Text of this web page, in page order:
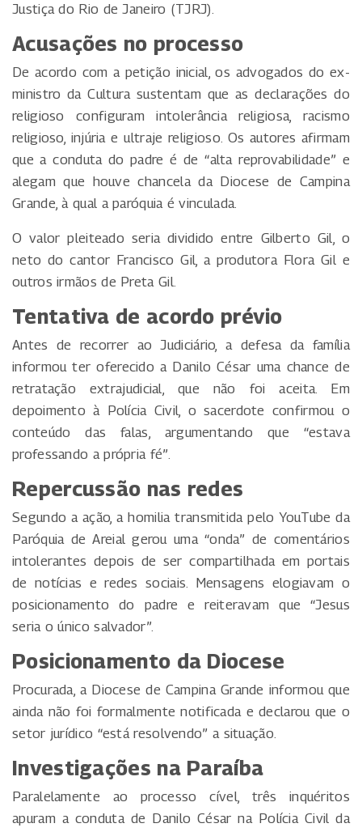
Justiça do Rio de Janeiro (TJRJ).
Acusações no processo
De acordo com a petição inicial, os advogados do ex-
ministro da Cultura sustentam que as declarações do
religioso configuram intolerância religiosa, racismo
religioso, injúria e ultraje religioso. Os autores afirmam
que a conduta do padre é de “alta reprovabilidade” e
alegam que houve chancela da Diocese de Campina
Grande, à qual a paróquia é vinculada.
O valor pleiteado seria dividido entre Gilberto Gil, o
neto do cantor Francisco Gil, a produtora Flora Gil e
outros irmãos de Preta Gil.
Tentativa de acordo prévio
Antes de recorrer ao Judiciário, a defesa da família
informou ter oferecido a Danilo César uma chance de
retratação extrajudicial, que não foi aceita. Em
depoimento à Polícia Civil, o sacerdote confirmou o
conteúdo das falas, argumentando que “estava
professando a própria fé”.
Repercussão nas redes
Segundo a ação, a homilia transmitida pelo YouTube da
Paróquia de Areial gerou uma “onda” de comentários
intolerantes depois de ser compartilhada em portais
de notícias e redes sociais. Mensagens elogiavam o
posicionamento do padre e reiteravam que “Jesus
seria o único salvador”.
Posicionamento da Diocese
Procurada, a Diocese de Campina Grande informou que
ainda não foi formalmente notificada e declarou que o
setor jurídico “está resolvendo” a situação.
Investigações na Paraíba
Paralelamente ao processo cível, três inquéritos
apuram a conduta de Danilo César na Polícia Civil da